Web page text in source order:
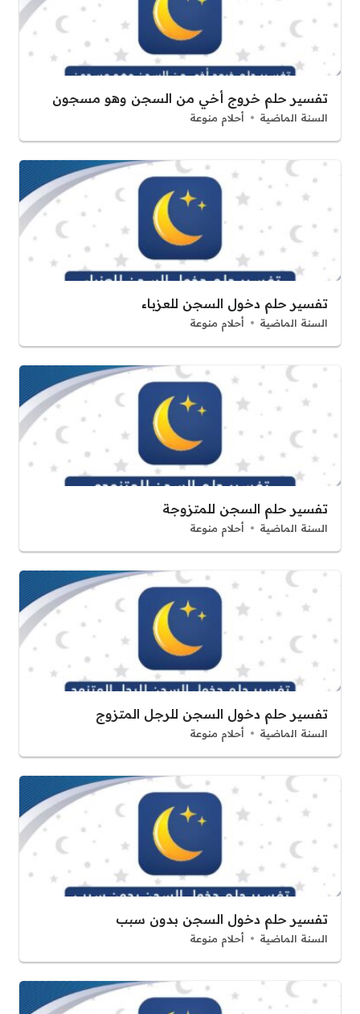
تفسير حلم خروج أخي من السجن وهو مسجون
السنة الماضية أحلام منوعة
تفسير حلم دخول السجن للعزباء
السنة الماضية أحلام منوعة
تفسير حلم السجن للمتزوجة
السنة الماضية أحلام منوعة
تفسير حلم دخول السجن للرجل المتزوج
السنة الماضية أحلام منوعة
تفسير حلم دخول السجن بدون سبب
السنة الماضية أحلام منوعة